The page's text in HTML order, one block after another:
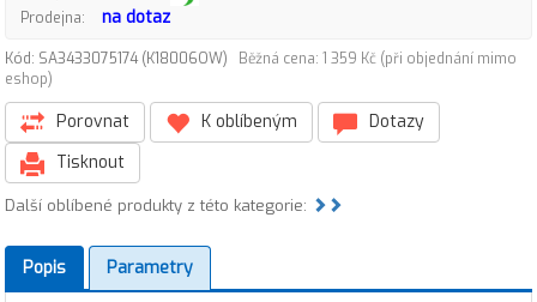
Prodejna: na dotaz
Kód: SA3433075174 (K18006OW)
Běžná cena: 1 359 Kč (při objednání mimo
eshop)
Porovnat K oblíbeným
Dotazy
Tisknout
Další oblíbené produkty z této kategorie:
Popis Parametry